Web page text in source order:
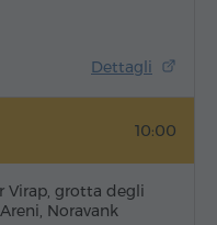
Dettagli
10:00
Virap, grotta degli
Noravank